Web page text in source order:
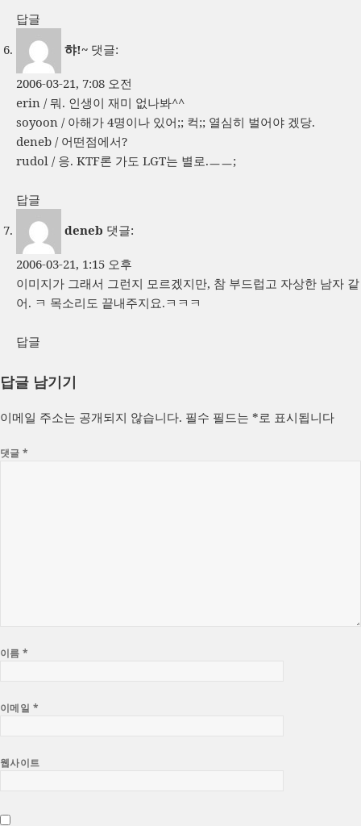
답글
햐!~ 댓글:
2006-03-21, 7:08 오전
erin / 뭐. 인생이 재미 없나봐^^
soyoon / 아해가 4명이나 있어;; 컥;; 열심히 벌어야 겠당.
deneb / 어떤점에서?
rudol / 응. KTF론 가도 LGT는 별로.ㅡㅡ;
답글
deneb 댓글:
2006-03-21, 1:15 오후
이미지가 그래서 그런지 모르겠지만, 참 부드럽고 자상한 남자 같
어. ㅋ 목소리도 끝내주지요.ㅋㅋㅋ
답글
답글 남기기
이메일 주소는 공개되지 않습니다. 필수 필드는 *로 표시됩니다
댓글*
이름*
이메일 *
웹사이트